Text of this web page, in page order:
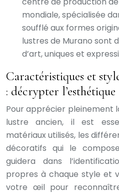
mondiale, spécialisée
soufflé aux formes
lustres de Murano sont
d’art, uniques et
Caractéristiques et
: décrypter l’esthétique
Pour apprécier pleinement
lustre ancien, il est
matériaux utilisés, les
décoratifs qui le
guidera dans
propres à chaque style et
votre œil pour